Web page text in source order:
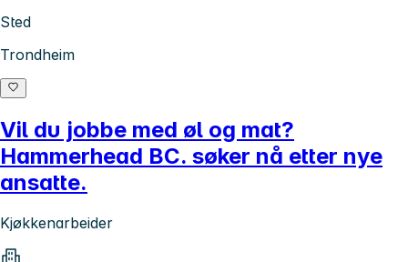
Sted
Trondheim
Vil du jobbe med øl og mat?
Hammerhead BC. søker nå etter nye
ansatte.
Kjøkkenarbeider